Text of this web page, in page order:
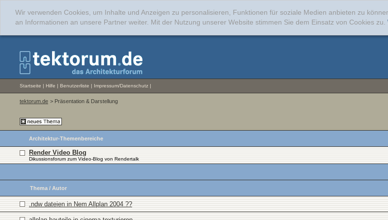
Wir verwenden Cookies, um Inhalte und Anzeigen zu personalisieren, Funktionen für soziale Medien anbieten zu
an Informationen an unsere Partner weiter. Mit der Nutzung unserer Website stimmen Sie dem Einsatz von Cookies zu.
Startseite | Hilfe | Benutzerliste | Impressum/Datenschutz |
tektorum.de > Präsentation & Darstellung
Architektur-Themenbereiche
Render Video Blog
Dikussionsforum zum Video-Blog von Rendertalk
Thema / Autor
.ndw dateien in Nem Allplan 2004 ??